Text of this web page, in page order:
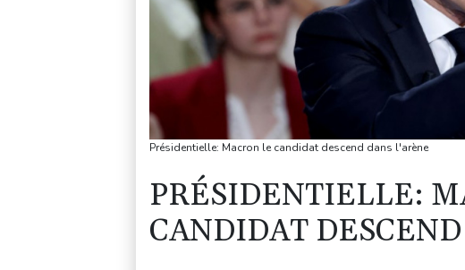
Présidentielle: Macron le candidat descend dans l'arène
PRÉSIDENTIELLE:
CANDIDAT